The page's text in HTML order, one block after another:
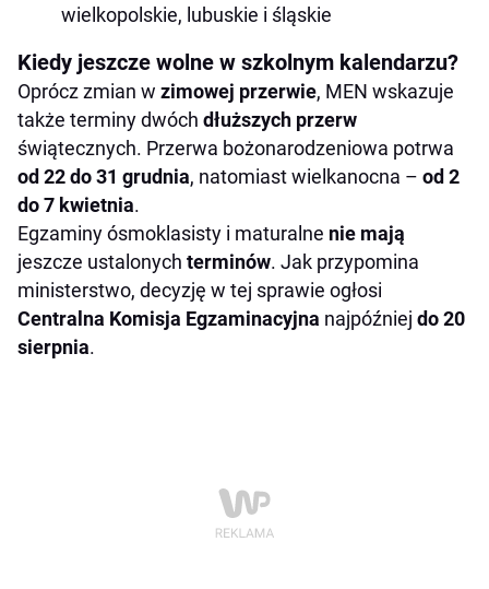
wielkopolskie, lubuskie i śląskie
Kiedy jeszcze wolne w szkolnym kalendarzu?
Oprócz zmian w zimowej przerwie, MEN wskazuje
także terminy dwóch dłuższych przerw
świątecznych. Przerwa bożonarodzeniowa potrwa
od 22 do 31 grudnia, natomiast wielkanocna – od 2
do 7 kwietnia.
Egzaminy ósmoklasisty i maturalne nie mają
jeszcze ustalonych terminów. Jak przypomina
ministerstwo, decyzję w tej sprawie ogłosi
Centralna Komisja Egzaminacyjna najpóźniej do 20
sierpnia.